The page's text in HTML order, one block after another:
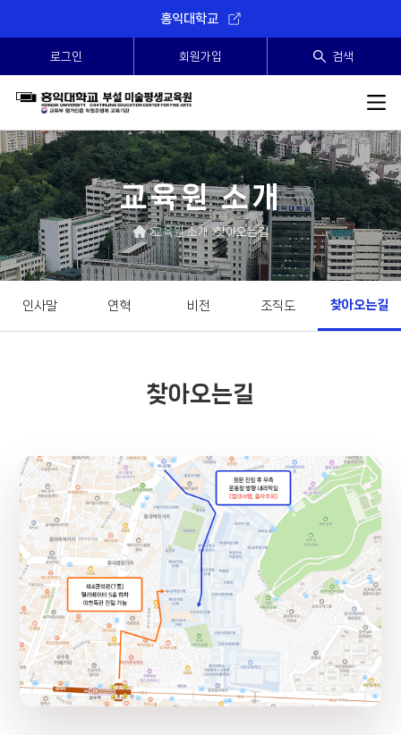
홍익대학교
로그인 회원가입 검색
SEARCH
교육원 소개
교육원 소개 찾아오는길
인사말 연혁 비전 조직도 찾아오는길
찾아오는길
홍익대학교 이천득관 (Z2동)